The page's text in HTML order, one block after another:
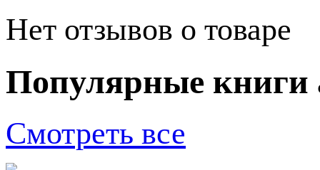
Нет отзывов о товаре
Популярные книги
Смотреть все